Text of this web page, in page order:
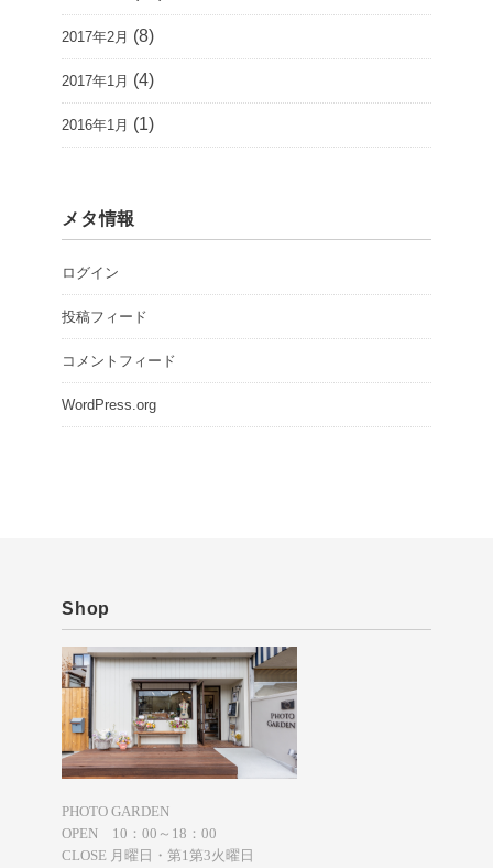
2017年2月 (8)
2017年1月 (4)
2016年1月 (1)
メタ情報
ログイン
投稿フィード
コメントフィード
WordPress.org
Shop
PHOTO GARDEN
OPEN 10：00～18：00
CLOSE 月曜日・第1第3火曜日